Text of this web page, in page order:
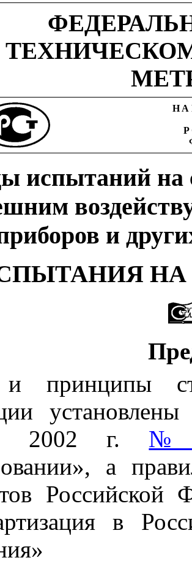
испытаний на
и
НА
принципы
2002 г. №
а
в